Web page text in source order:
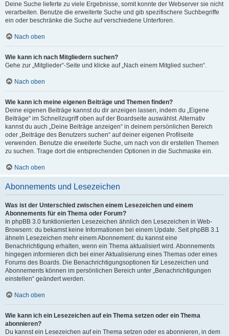
Deine Suche lieferte zu viele Ergebnisse, somit konnte der Webserver sie nicht
verarbeiten. Benutze die erweiterte Suche und gib spezifischere Suchbegriffe
ein oder beschränke die Suche auf verschiedene Unterforen.
Nach oben
Wie kann ich nach Mitgliedern suchen?
Gehe zur „Mitglieder“-Seite und klicke auf „Nach einem Mitglied suchen“.
Nach oben
Wie kann ich meine eigenen Beiträge und Themen finden?
Deine eigenen Beiträge kannst du dir anzeigen lassen, indem du „Eigene
Beiträge“ im Schnellzugriff oben auf der Boardseite auswählst. Alternativ
kannst du auch „Deine Beiträge anzeigen“ in deinem persönlichen Bereich
oder „Beiträge des Benutzers suchen“ auf deiner eigenen Profilseite
verwenden. Benutze die erweiterte Suche, um nach von dir erstellen Themen
zu suchen. Trage dort die entsprechenden Optionen in die Suchmaske ein.
Nach oben
Abonnements und Lesezeichen
Was ist der Unterschied zwischen einem Lesezeichen und einem
Abonnements für ein Thema oder Forum?
In phpBB 3.0 funktionierten Lesezeichen ähnlich den Lesezeichen in Web-
Browsern: du bekamst keine Informationen bei einem Update. Seit phpBB 3.1
ähneln Lesezeichen mehr einem Abonnement: du kannst eine
Benachrichtigung erhalten, wenn ein Thema aktualisiert wird. Abonnements
hingegen informieren dich bei einer Aktualisierung eines Themas oder eines
Forums des Boards. Die Benachrichtigungsoptionen für Lesezeichen und
Abonnements können im persönlichen Bereich unter „Benachrichtigungen
einstellen“ geändert werden.
Nach oben
Wie kann ich ein Lesezeichen auf ein Thema setzen oder ein Thema
abonnieren?
Du kannst ein Lesezeichen auf ein Thema setzen oder es abonnieren, in dem